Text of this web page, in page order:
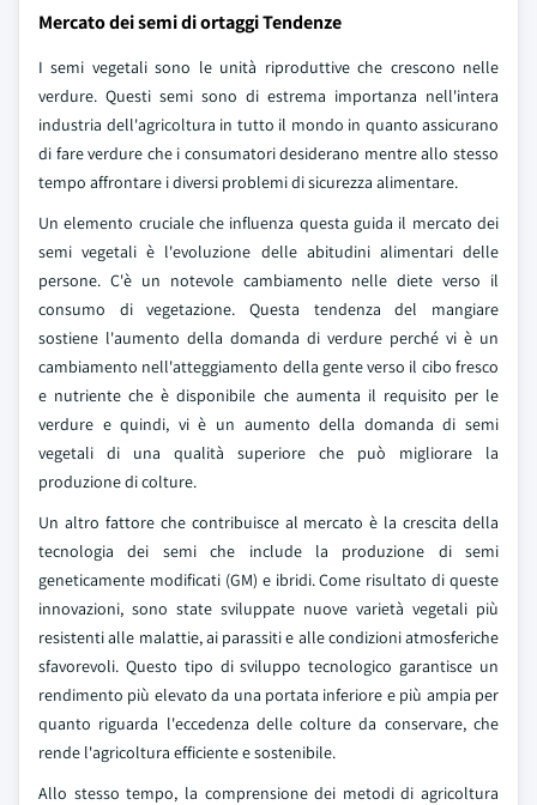
Mercato dei semi di ortaggi Tendenze
I semi vegetali sono le unità riproduttive che crescono nelle
verdure. Questi semi sono di estrema importanza nell'intera
industria dell'agricoltura in tutto il mondo in quanto assicurano
di fare verdure che i consumatori desiderano mentre allo stesso
tempo affrontare i diversi problemi di sicurezza alimentare.
Un elemento cruciale che influenza questa guida il mercato dei
semi vegetali è l'evoluzione delle abitudini alimentari delle
persone. C'è un notevole cambiamento nelle diete verso il
consumo di vegetazione. Questa tendenza del mangiare
sostiene l'aumento della domanda di verdure perché vi è un
cambiamento nell'atteggiamento della gente verso il cibo fresco
e nutriente che è disponibile che aumenta il requisito per le
verdure e quindi, vi è un aumento della domanda di semi
vegetali di una qualità superiore che può migliorare la
produzione di colture.
Un altro fattore che contribuisce al mercato è la crescita della
tecnologia dei semi che include la produzione di semi
geneticamente modificati (GM) e ibridi. Come risultato di queste
innovazioni, sono state sviluppate nuove varietà vegetali più
resistenti alle malattie, ai parassiti e alle condizioni atmosferiche
sfavorevoli. Questo tipo di sviluppo tecnologico garantisce un
rendimento più elevato da una portata inferiore e più ampia per
quanto riguarda l'eccedenza delle colture da conservare, che
rende l'agricoltura efficiente e sostenibile.
Allo stesso tempo, la comprensione dei metodi di agricoltura